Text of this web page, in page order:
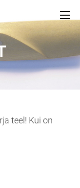
teel! Kui on